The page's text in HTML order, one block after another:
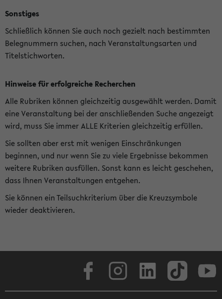
Sonstiges
Schließlich können Sie auch noch gezielt nach bestimmten
Belegnummern suchen, nach Veranstaltungsarten und
Titelstichworten.
Hinweise für erfolgreiche Recherchen
Alle Rubriken können gleichzeitig ausgewählt werden. Damit
eine Veranstaltung bei der anschließenden Suche angezeigt
wird, muss Sie immer ALLE Kriterien gleichzeitig erfüllen.
Sie sollten aber erst mit wenigen Einschränkungen
beginnen, und nur wenn Sie zu viele Ergebnisse bekommen
weitere Rubriken ausfüllen. Sonst kann es leicht geschehen,
dass Ihnen Veranstaltungen entgehen.
Sie können ein Teilsuchkriterium über die Kreuzsymbole
wieder deaktivieren.